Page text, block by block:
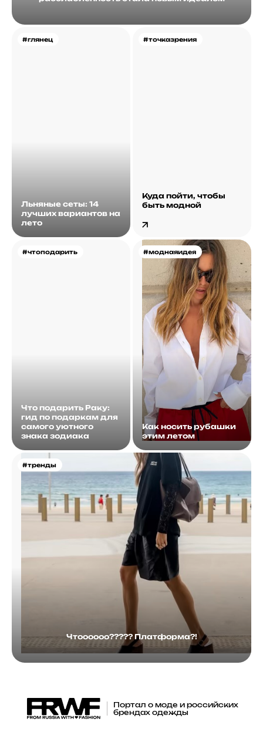
#глянец
Льняные сеты: 14
лучших вариантов на
лето
#точказрения
Куда пойти, чтобы
быть модной
#чтоподарить
Что подарить Раку:
гид по подаркам для
самого уютного
знака зодиака
#моднаяидея
Как носить рубашки
этим летом
#тренды
Чтоооооо????? Платформа?!
Портал о моде и российских
брендах одежды